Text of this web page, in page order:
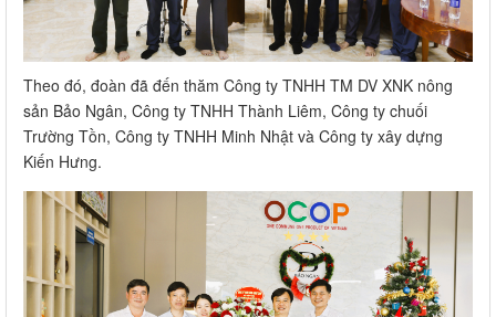
Theo đó, đoàn đã đến thăm Công ty TNHH TM DV XNK nông
sản Bảo Ngân, Công ty TNHH Thành Liêm, Công ty chuối
Trường Tồn, Công ty TNHH Minh Nhật và Công ty xây dựng
Kiến Hưng.